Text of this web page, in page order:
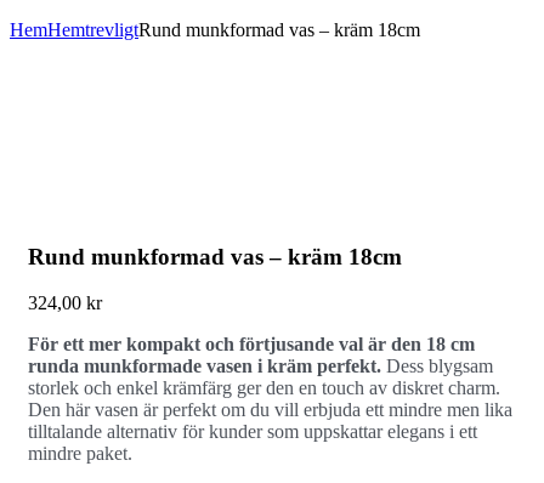
HemHemtrevligtRund munkformad vas – kräm 18cm
Rund munkformad vas – kräm 18cm
324,00 kr
För ett mer kompakt och förtjusande val är den 18 cm
runda munkformade vasen i kräm perfekt. Dess blygsam
storlek och enkel krämfärg ger den en touch av diskret charm.
Den här vasen är perfekt om du vill erbjuda ett mindre men lika
tilltalande alternativ för kunder som uppskattar elegans i ett
mindre paket.